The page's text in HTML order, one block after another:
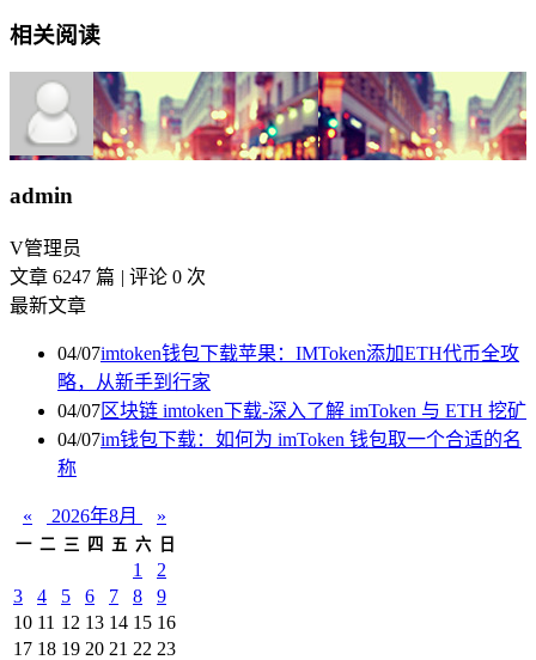
相关阅读
admin
V管理员
文章 6247 篇 | 评论 0 次
最新文章
04/07imtoken钱包下载苹果：IMToken添加ETH代币全攻
略，从新手到行家
04/07区块链 imtoken下载-深入了解 imToken 与 ETH 挖矿
04/07im钱包下载：如何为 imToken 钱包取一个合适的名
称
« 2026年8月 »
一 二 三 四 五 六 日
1
2
3
4 5 6 7 8
9
10 11 12 13 14 15 16
17 18 19 20 21 22 23